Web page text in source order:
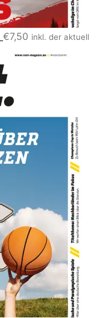
€7,50 inkl. der aktuell